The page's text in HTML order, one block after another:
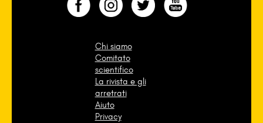
Chi siamo
Comitato
scientifico
La rivista e gli
arretrati
Aiuto
Privacy